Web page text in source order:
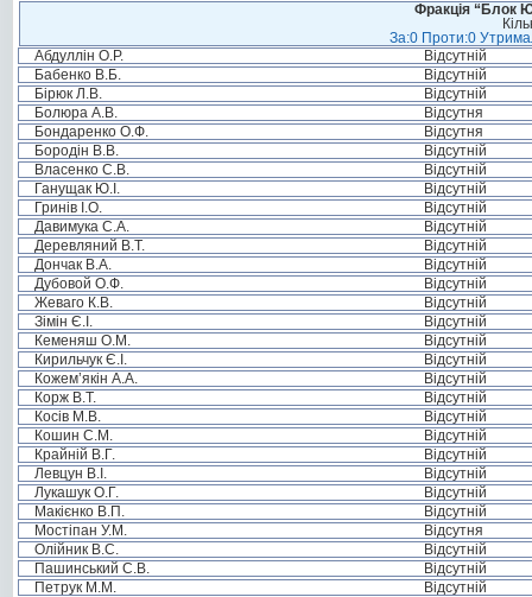
Фракція “Блок
За:0 Проти:0
Абдуллін О.Р.
Відсутній
Бабенко В.Б.
Відсутній
Бірюк Л.В.
Відсутній
Болюра А.В.
Відсутня
Бондаренко О.Ф.
Відсутня
Бородін В.В.
Відсутній
Власенко С.В.
Відсутній
Ганущак Ю.І.
Відсутній
Гринів І.О.
Відсутній
Давимука С.А.
Відсутній
Деревляний В.Т.
Відсутній
Дончак В.А.
Відсутній
Дубовой О.Ф.
Відсутній
Жеваго К.В.
Відсутній
Зімін Є.І.
Відсутній
Кеменяш О.М.
Відсутній
Кирильчук Є.І.
Відсутній
Кожем’якін А.А.
Відсутній
Корж В.Т.
Відсутній
Косів М.В.
Відсутній
Кошин С.М.
Відсутній
Крайній В.Г.
Відсутній
Левцун В.І.
Відсутній
Лукашук О.Г.
Відсутній
Макієнко В.П.
Відсутній
Мостіпан У.М.
Відсутня
Олійник В.С.
Відсутній
Пашинський С.В.
Відсутній
Петрук М.М.
Відсутній